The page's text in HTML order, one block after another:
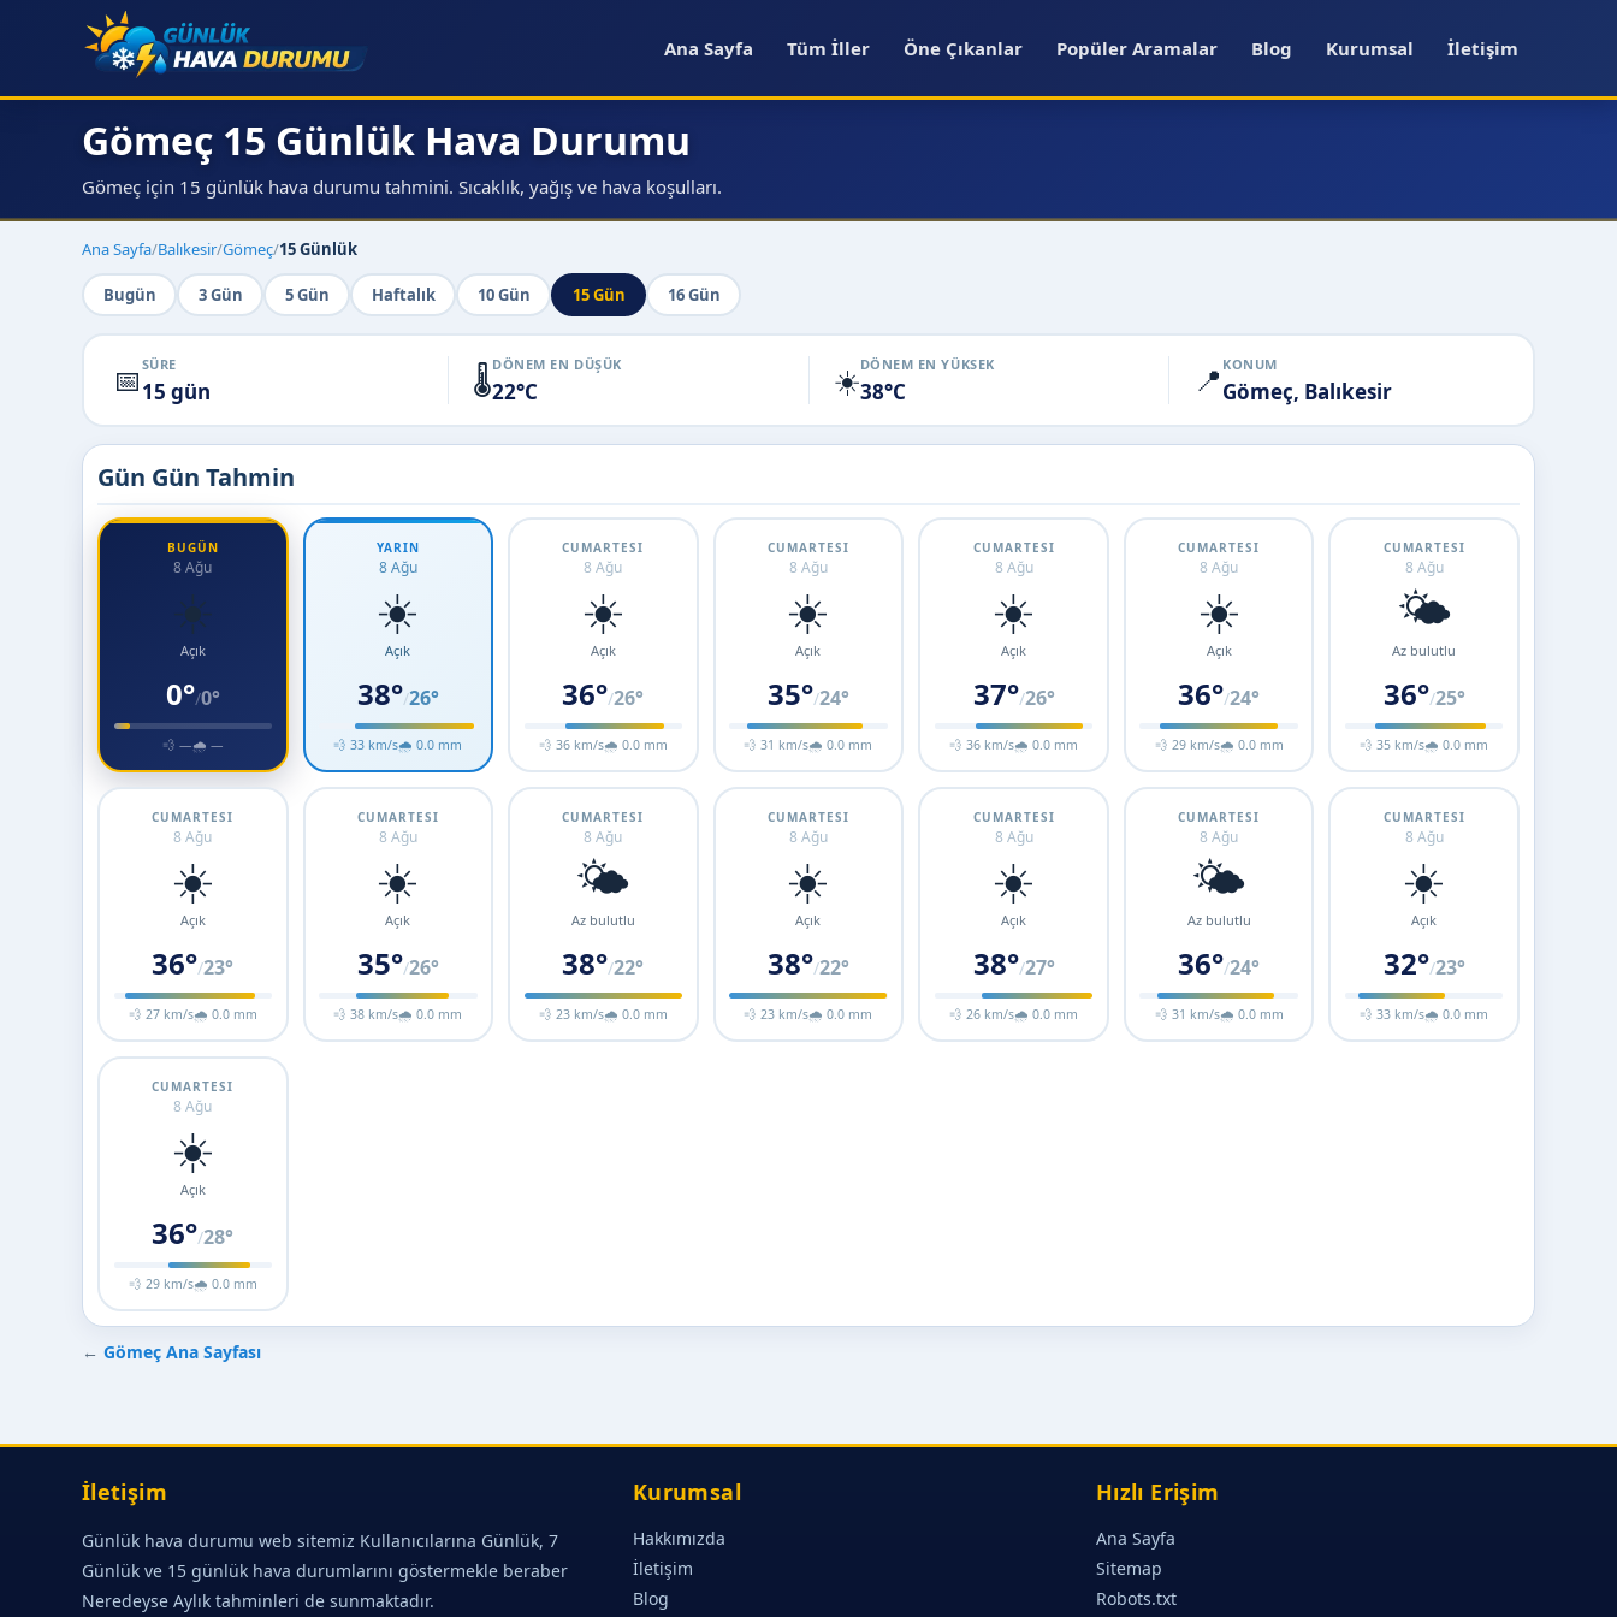
Ana Sayfa Tüm İller Öne Çıkanlar Popüler Aramalar Blog Kurumsal İletişim
Gömeç 15 Günlük Hava Durumu
Gömeç için 15 günlük hava durumu tahmini. Sıcaklık, yağış ve hava koşulları.
Ana Sayfa/Balıkesir/Gömeç/15 Günlük
Bugün 3 Gün 5 Gün Haftalık 10 Gün 15 Gün 16 Gün
📅 SÜRE
15 gün 🌡️DÖNEM EN DÜŞÜK
22°C ☀️DÖNEM EN YÜKSEK
38°C 📍 KONUM
Gömeç, Balıkesir
Gün Gün Tahmin
BUGÜN
8 Ağu
☀️
Açık
0°/0°
💨 —🌧 —
YARIN
8 Ağu
☀️
Açık
38°/26°
💨 33 km/s🌧 0.0 mm
CUMARTESI
8 Ağu
☀️
Açık
36°/26°
💨 36 km/s🌧 0.0 mm
CUMARTESI
8 Ağu
☀️
Açık
35°/24°
💨 31 km/s🌧 0.0 mm
CUMARTESI
8 Ağu
☀️
Açık
37°/26°
💨 36 km/s🌧 0.0 mm
CUMARTESI
8 Ağu
☀️
Açık
36°/24°
💨 29 km/s🌧 0.0 mm
CUMARTESI
8 Ağu
🌤️
Az bulutlu
36°/25°
💨 35 km/s🌧 0.0 mm
CUMARTESI
8 Ağu
☀️
Açık
36°/23°
💨 27 km/s🌧 0.0 mm
CUMARTESI
8 Ağu
☀️
Açık
35°/26°
💨 38 km/s🌧 0.0 mm
CUMARTESI
8 Ağu
🌤️
Az bulutlu
38°/22°
💨 23 km/s🌧 0.0 mm
CUMARTESI
8 Ağu
☀️
Açık
38°/22°
💨 23 km/s🌧 0.0 mm
CUMARTESI
8 Ağu
☀️
Açık
38°/27°
💨 26 km/s🌧 0.0 mm
CUMARTESI
8 Ağu
🌤️
Az bulutlu
36°/24°
💨 31 km/s🌧 0.0 mm
CUMARTESI
8 Ağu
☀️
Açık
32°/23°
💨 33 km/s🌧 0.0 mm
CUMARTESI
8 Ağu
☀️
Açık
36°/28°
💨 29 km/s🌧 0.0 mm
← Gömeç Ana Sayfası
İletişim
Günlük hava durumu web sitemiz Kullanıcılarına Günlük, 7
Günlük ve 15 günlük hava durumlarını göstermekle beraber
Neredeyse Aylık tahminleri de sunmaktadır.
Kurumsal
Hakkımızda
İletişim
Blog
Hızlı Erişim
Ana Sayfa
Sitemap
Robots.txt